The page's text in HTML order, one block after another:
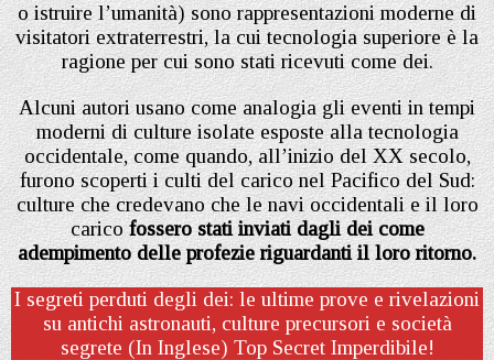
o istruire l’umanità) sono rappresentazioni moderne di
visitatori extraterrestri, la cui tecnologia superiore è la
ragione per cui sono stati ricevuti come dei.
Alcuni autori usano come analogia gli eventi in tempi
moderni di culture isolate esposte alla tecnologia
occidentale, come quando, all’inizio del XX secolo,
furono scoperti i culti del carico nel Pacifico del Sud:
culture che credevano che le navi occidentali e il loro
caricofossero stati inviati dagli dei come
adempimento delle profezie riguardanti il loro ritorno.
I segreti perduti degli dei: le ultime prove e rivelazioni
su antichi astronauti, culture precursori e società
segrete (In Inglese) Top Secret Imperdibile!